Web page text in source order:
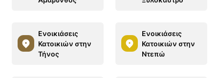
Ενοικιάσεις
Κατοικιών στην
Τήνος
Ενοικιάσεις
Κατοικιών στην
Ντεπώ